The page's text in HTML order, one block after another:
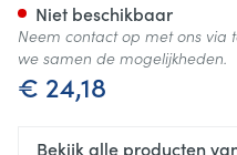
€ 24,18
Niet beschikbaar
Neem contact op met ons via
we samen de mogelijkheden.
Bekijk alle producten